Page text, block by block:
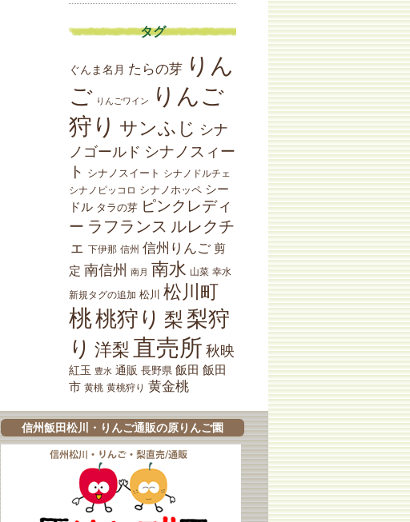
タグ
ぐんま名月 たらの芽 りん
ご りんごワイン
りんご
狩り サンふじ シナ
ノゴールド シナノスィー
ト シナノスイート シナノドルチェ
シナノピッコロ シナノホッペ シー
ドル タラの芽 ピンクレディ
ー ラフランス ルレクチ
ェ 下伊那 信州 信州りんご 剪
定 南信州 南月 南水 山菜 幸水
新規タグの追加 松川 松川町
桃桃狩り 梨 梨狩
り 洋梨 直売所 秋映
紅玉 豊水 通販 長野県 飯田 飯田
市 黄桃 黄桃狩り 黄金桃
信州飯田松川・りんご通販の原りんご園